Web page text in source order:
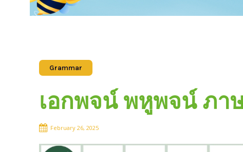
Grammar
เอกพจน์ พหูพจน์ ภา
February 26, 2025